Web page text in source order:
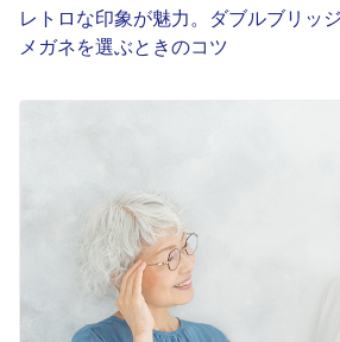
レトロな印象が魅力。ダブルブリッ
メガネを選ぶときのコツ